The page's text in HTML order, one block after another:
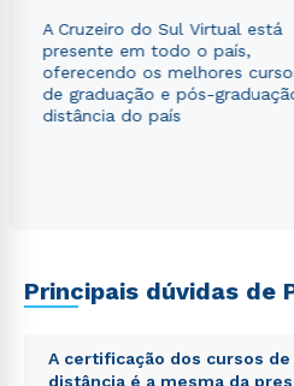
A Cruzeiro do Sul Virtual está
presente em todo o país,
oferecendo os melhores
de graduação e pós-
distância do país
Principais dúvidas de
A certificação dos cursos
distância é a mesma da